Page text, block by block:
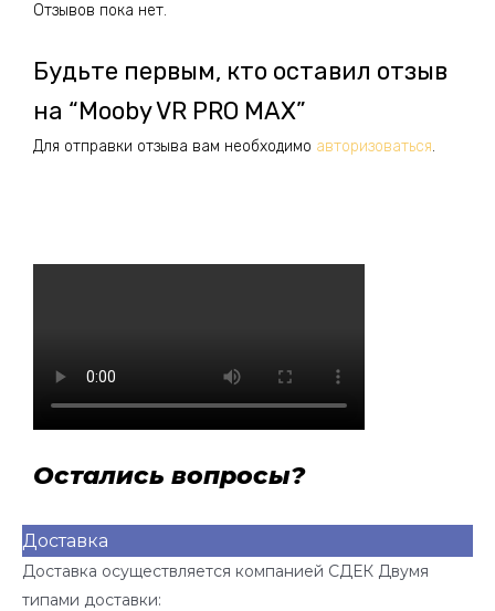
Отзывов пока нет.
Будьте первым, кто оставил отзыв
на “Mooby VR PRO MAX”
Для отправки отзыва вам необходимо авторизоваться.
Остались вопросы?
Доставка
Доставка осуществляется компанией СДЕК Двумя
типами доставки: